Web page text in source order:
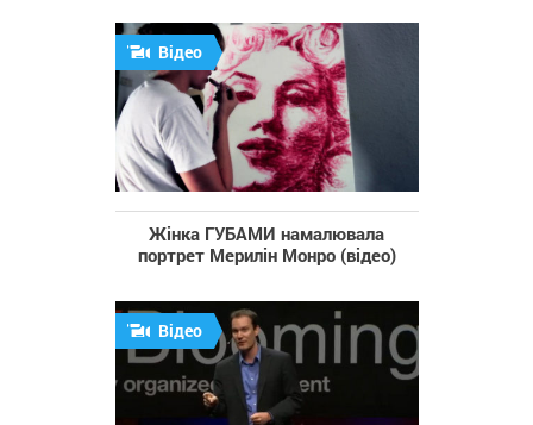
Відео
Жінка ГУБАМИ намалювала
портрет Мерилін Монро (відео)
Відео